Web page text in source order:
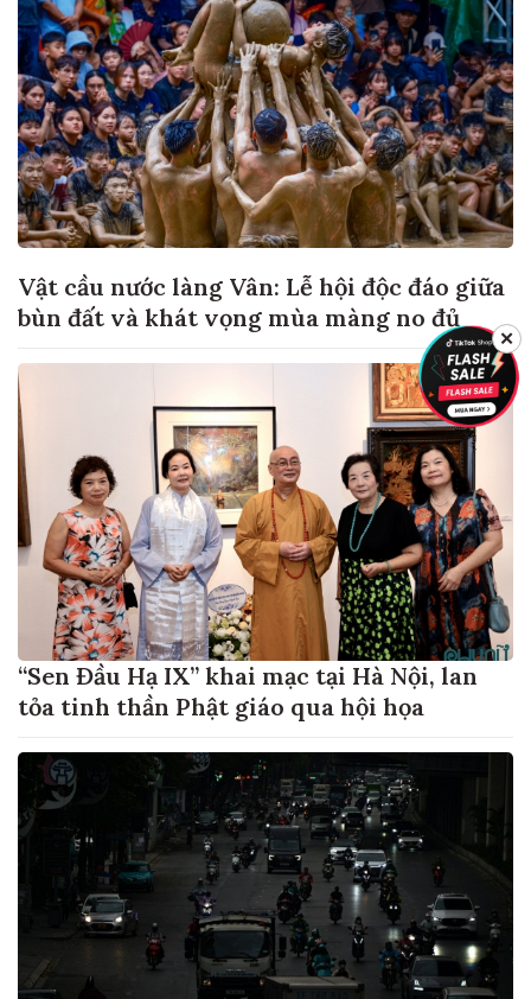
Vật cầu nước làng Vân: Lễ hội độc đáo giữa
bùn đất và khát vọng mùa màng no đủ
“Sen Đầu Hạ IX” khai mạc tại Hà Nội, lan
tỏa tinh thần Phật giáo qua hội họa
✕